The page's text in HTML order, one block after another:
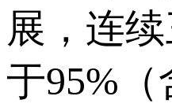
展，连
于95%